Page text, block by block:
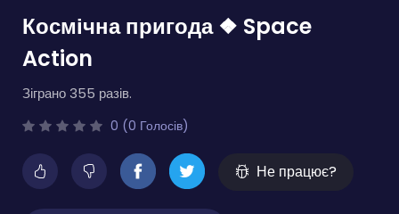
Космічна пригода ❖ Space
Action
Зіграно 355 разів.
0 (0 Голосів)
Не працює?